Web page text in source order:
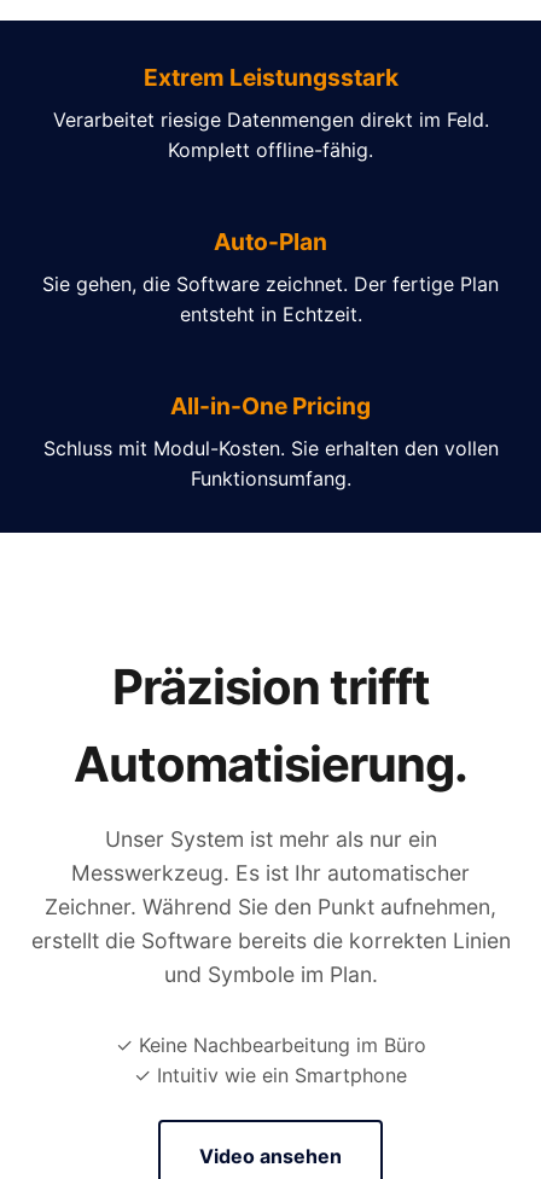
Extrem Leistungsstark
Verarbeitet riesige Datenmengen direkt im Feld.
Komplett offline-fähig.
Auto-Plan
Sie gehen, die Software zeichnet. Der fertige Plan
entsteht in Echtzeit.
All-in-One Pricing
Schluss mit Modul-Kosten. Sie erhalten den vollen
Funktionsumfang.
Präzision trifft
Automatisierung.
Unser System ist mehr als nur ein
Messwerkzeug. Es ist Ihr automatischer
Zeichner. Während Sie den Punkt aufnehmen,
erstellt die Software bereits die korrekten Linien
und Symbole im Plan.
✓ Keine Nachbearbeitung im Büro
✓ Intuitiv wie ein Smartphone
Video ansehen